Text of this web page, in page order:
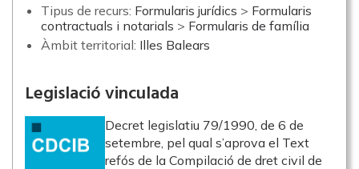
Tipus de recurs: Formularis jurídics > Formularis
contractuals i notarials > Formularis de família
Àmbit territorial: Illes Balears
Legislació vinculada
Decret legislatiu 79/1990, de 6 de
setembre, pel qual s’aprova el Text
refós de la Compilació de dret civil de